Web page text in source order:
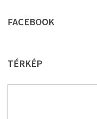
FACEBOOK
TÉRKÉP